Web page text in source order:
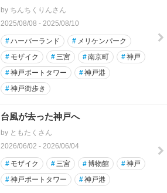
by ちんちくりんさん
2025/08/08 - 2025/08/10
#ハーバーランド # メリケンパーク
# モザイク #三宮 #南京町 #神戸
#神戸ポートタワー #神戸港
#神戸街歩き
台風が去った神戸へ
by ともたくさん
2026/06/02 - 2026/06/04
# モザイク #三宮 #博物館 #神戸
#神戸ポートタワー #神戸港